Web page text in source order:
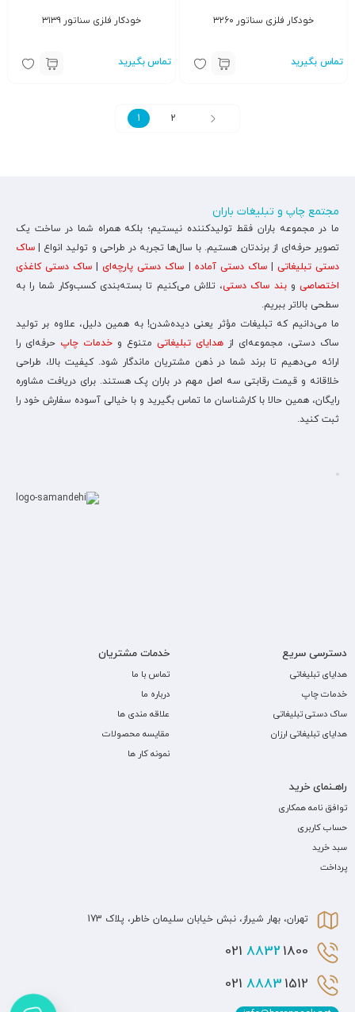
خودکار فلزی سناتور ۳۲۶۰
تماس بگیرید
خودکار فلزی سناتور ۳۱۳۹
تماس بگیرید
1 2
مجتمع چاپ و تبلیغات باران
ما در مجموعه باران فقط تولیدکننده نیستیم؛ بلکه همراه شما در ساخت یک
تصویر حرفه‌ای از برندتان هستیم. با سال‌ها تجربه در طراحی و تولید انواع | ساک
دستی تبلیغاتی |ساک دستی آماده ساک دستی پارچه‌ای| ساک دستی کاغذی
اختصاصی وبند ساک دستی، تلاش می‌کنیم تا بسته‌بندی کسب‌وکار شما را به
سطحی بالاتر ببریم.
ما می‌دانیم که تبلیغات مؤثر یعنی دیده‌شدن! به همین دلیل، علاوه بر تولید
ساک دستی، مجموعه‌ای از هدایای تبلیغاتی متنوع و خدمات چاپ حرفه‌ای را
ارائه می‌دهیم تا برند شما در ذهن مشتریان ماندگار شود. کیفیت بالا، طراحی
خلاقانه و قیمت رقابتی سه اصل مهم در باران پک هستند. برای دریافت مشاوره
رایگان، همین حالا با کارشناسان ما تماس بگیرید و با خیالی آسوده سفارش خود را
ثبت کنید.
دسترسی سریع
هدایای تبلیغاتی
خدمات چاپ
ساک دستی تبلیغاتی
هدایای تبلیغاتی ارزان
خدمات مشتریان
تماس با ما
درباره ما
علاقه مندی ها
مقایسه محصولات
نمونه کار ها
راهـنمای خرید
توافق نامه همکاری
حساب کاربری
سبد خرید
پرداخت
تهران، بهار شیراز، نبش خیابان سلیمان خاطر، پلاک 173
8832 1800 021
8883 1512 021